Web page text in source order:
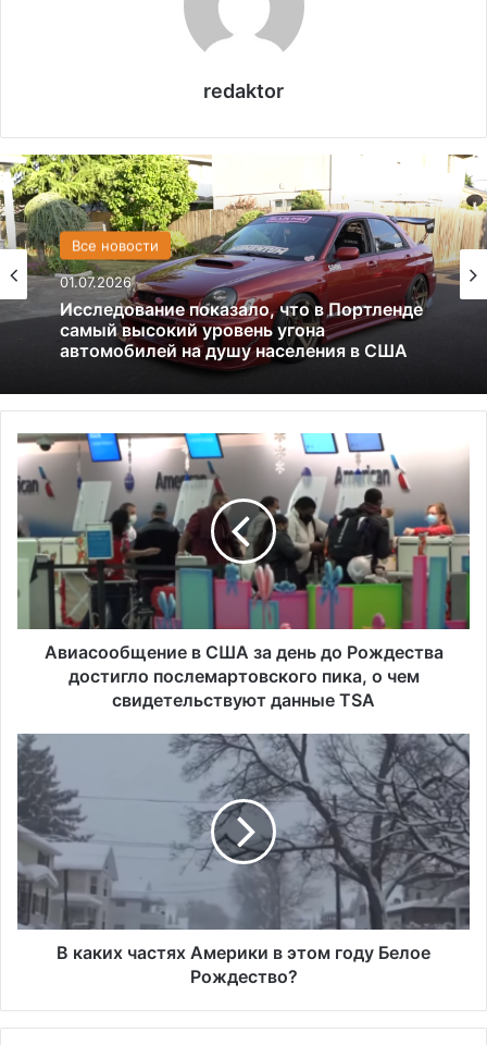
redaktor
Все новости
01.07.2026
Исследование показало, что в Портленде
самый высокий уровень угона
автомобилей на душу населения в США
США
13.06.2025
Америка имеет огромный избыток сыра
А
в
и
а
с
о
щ
в
з
д
н
Р
Авиасообщение в США за день до Рождества
достигло послемартовского пика, о чем
свидетельствуют данные TSA
В
к
к
и
х
ч
а
с
В каких частях Америки в этом году Белое
Рождество?